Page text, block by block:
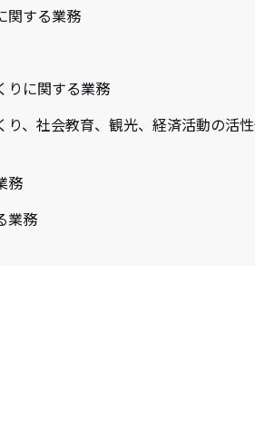
関する業務
りに関する業務
、社会教育、観光、経済活動の活
務
業務